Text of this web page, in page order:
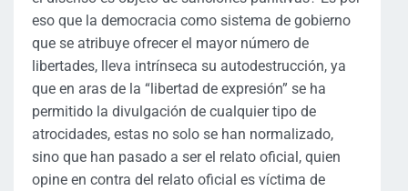
eso que la democracia como sistema de gobierno
que se atribuye ofrecer el mayor número de
libertades, lleva intrínseca su autodestrucción, ya
que en aras de la “libertad de expresión” se ha
permitido la divulgación de cualquier tipo de
atrocidades, estas no solo se han normalizado,
sino que han pasado a ser el relato oficial, quien
opine en contra del relato oficial es víctima de